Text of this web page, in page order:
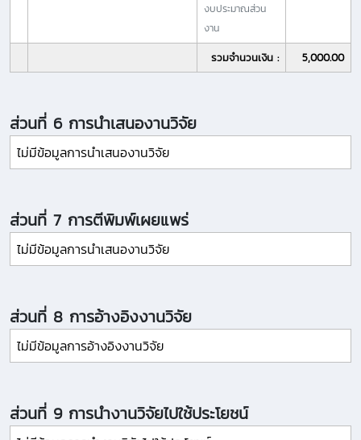
งบประมาณส่วน
งาน
รวมจำนวนเงิน : 5,000.00
ส่วนที่ 6 การนำเสนองานวิจัย
ไม่มีข้อมูลการนำเสนองานวิจัย
ส่วนที่ 7 การตีพิมพ์เผยแพร่
ไม่มีข้อมูลการนำเสนองานวิจัย
ส่วนที่ 8 การอ้างอิงงานวิจัย
ไม่มีข้อมูลการอ้างอิงงานวิจัย
ส่วนที่ 9 การนำงานวิจัยไปใช้ประโยชน์